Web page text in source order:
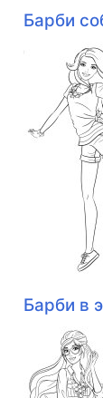
Барби
Барби в